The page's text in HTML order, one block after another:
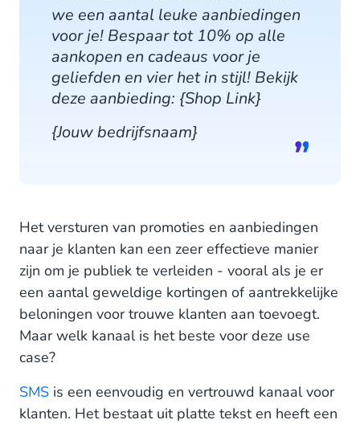
we een aantal leuke aanbiedingen
voor je! Bespaar tot 10% op alle
aankopen en cadeaus voor je
geliefden en vier het in stijl! Bekijk
deze aanbieding: {Shop Link}
{Jouw bedrijfsnaam}
Het versturen van promoties en aanbiedingen
naar je klanten kan een zeer effectieve manier
zijn om je publiek te verleiden - vooral als je er
een aantal geweldige kortingen of aantrekkelijke
beloningen voor trouwe klanten aan toevoegt.
Maar welk kanaal is het beste voor deze use
case?
SMS is een eenvoudig en vertrouwd kanaal voor
klanten. Het bestaat uit platte tekst en heeft een